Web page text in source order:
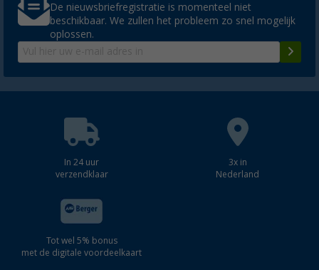
De nieuwsbriefregistratie is momenteel niet
beschikbaar. We zullen het probleem zo snel mogelijk
oplossen.
In 24 uur
verzendklaar
3x in
Nederland
Tot wel 5% bonus
met de digitale voordeelkaart